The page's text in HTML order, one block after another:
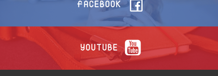
FACEBOOK
YOUTUBE